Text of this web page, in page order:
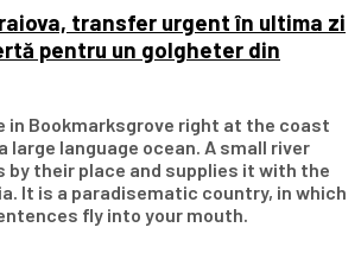
transfer urgent în ultima zi
pentru un golgheter din
in Bookmarksgrove right at the coast
large language ocean. A small river
by their place and supplies it with the
It is a paradisematic country, in which
fly into your mouth.